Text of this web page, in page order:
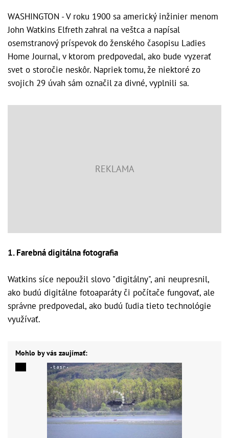
WASHINGTON - V roku 1900 sa americký inžinier menom
John Watkins Elfreth zahral na veštca a napísal
osemstranový príspevok do ženského časopisu Ladies
Home Journal, v ktorom predpovedal, ako bude vyzerať
svet o storočie neskôr. Napriek tomu, že niektoré zo
svojich 29 úvah sám označil za divné, vyplnili sa.
1. Farebná digitálna fotografia
Watkins síce nepoužil slovo "digitálny", ani neupresnil,
ako budú digitálne fotoaparáty či počítače fungovať, ale
správne predpovedal, ako budú ľudia tieto technológie
využívať.
Mohlo by vás zaujímať: